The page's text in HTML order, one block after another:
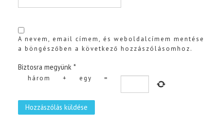
A nevem, email címem, és weboldalcímem mentése
a böngészőben a következő hozzászólásomhoz.
Biztosra megyünk *
három + egy =